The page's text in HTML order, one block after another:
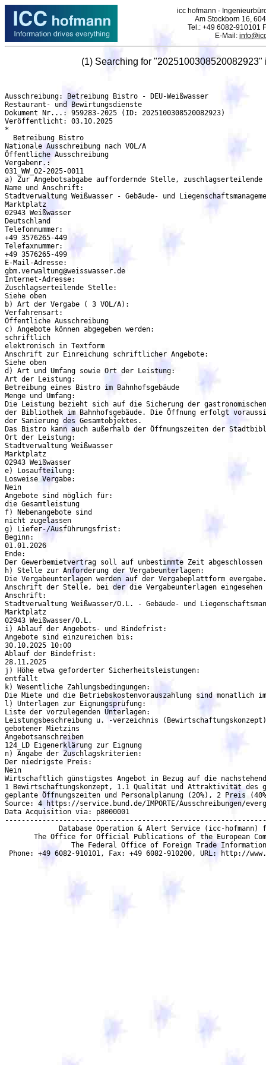
icc hofmann -
Am Stockborn 16,
Tel.: +49 6082-910101
E-Mail:
(1) Searching for
Ausschreibung: Betreibung Bistro - DEU-Weißwasser
Restaurant- und Bewirtungsdienste
Dokument Nr...: 959283-2025 (ID: 2025100308520082923)
Veröffentlicht: 03.10.2025
*
  Betreibung Bistro
Nationale Ausschreibung nach VOL/A
Öffentliche Ausschreibung
Vergabenr.:
031_WW_02-2025-0011
a) Zur Angebotsabgabe auffordernde Stelle,
Name und Anschrift:
Stadtverwaltung Weißwasser - Gebäude- und
Marktplatz
02943 Weißwasser
Deutschland
Telefonnummer:
+49 3576265-449
Telefaxnummer:
+49 3576265-499
E-Mail-Adresse:
gbm.verwaltung@weisswasser.de
Internet-Adresse:
Zuschlagserteilende Stelle:
Siehe oben
b) Art der Vergabe ( 3 VOL/A):
Verfahrensart:
Öffentliche Ausschreibung
c) Angebote können abgegeben werden:
schriftlich
elektronisch in Textform
Anschrift zur Einreichung schriftlicher Angebote:
Siehe oben
d) Art und Umfang sowie Ort der Leistung:
Art der Leistung:
Betreibung eines Bistro im Bahnhofsgebäude
Menge und Umfang:
Die Leistung bezieht sich auf die Sicherung der
der Bibliothek im Bahnhofsgebäude. Die Öffnung erfolgt
der Sanierung des Gesamtobjektes.
Das Bistro kann auch außerhalb der Öffnungszeiten der
Ort der Leistung:
Stadtverwaltung Weißwasser
Marktplatz
02943 Weißwasser
e) Losaufteilung:
Losweise Vergabe:
Nein
Angebote sind möglich für:
die Gesamtleistung
f) Nebenangebote sind
nicht zugelassen
g) Liefer-/Ausführungsfrist:
Beginn:
01.01.2026
Ende:
Der Gewerbemietvertrag soll auf unbestimmte Zeit abgeschlossen
h) Stelle zur Anforderung der Vergabeunterlagen:
Die Vergabeunterlagen werden auf der Vergabeplattform
Anschrift der Stelle, bei der die Vergabeunterlagen eingesehen
Anschrift:
Stadtverwaltung Weißwasser/O.L. - Gebäude- und
Marktplatz
02943 Weißwasser/O.L.
i) Ablauf der Angebots- und Bindefrist:
Angebote sind einzureichen bis:
30.10.2025 10:00
Ablauf der Bindefrist:
28.11.2025
j) Höhe etwa geforderter Sicherheitsleistungen:
entfällt
k) Wesentliche Zahlungsbedingungen:
Die Miete und die Betriebskostenvorauszahlung sind monatlich
l) Unterlagen zur Eignungsprüfung:
Liste der vorzulegenden Unterlagen:
Leistungsbeschreibung u. -verzeichnis (Bewirtschaftungskonzept)
gebotener Mietzins
Angebotsanschreiben
124_LD Eigenerklärung zur Eignung
n) Angabe der Zuschlagskriterien:
Der niedrigste Preis:
Nein
Wirtschaftlich günstigstes Angebot in Bezug auf die
1 Bewirtschaftungskonzept, 1.1 Qualität und Attraktivität des
geplante Öffnungszeiten und Personalplanung (20%), 2 Preis
Source: 4 https://service.bund.de/IMPORTE/Ausschreibungen/
Data Acquisition via: p8000001
Database Operation & Alert Service (icc-hofmann)
The Office for Official Publications of the European
                The Federal Office of Foreign Trade Information